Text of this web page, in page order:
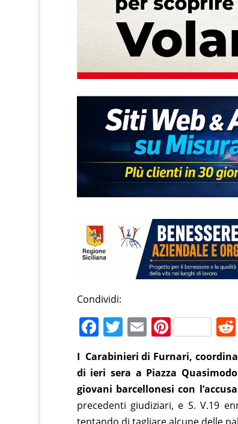
Condividi:
F
a
c
e
b
T
w
itt
er
E
m
ai
l
Pi
nt
er
e
st
I Carabinieri di Furnari,
di ieri sera a Piazza
giovani barcellonesi con
precedenti giudiziari, e S. V.19